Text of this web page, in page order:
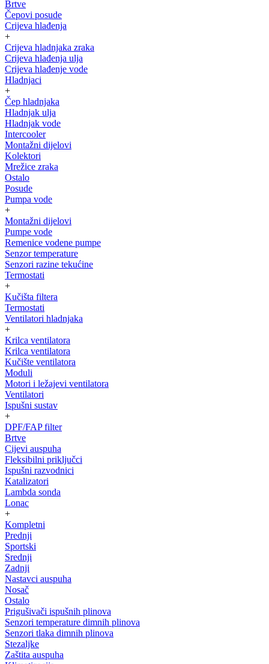
Brtve
Čepovi posude
Crijeva hlađenja
+
Crijeva hladnjaka zraka
Crijeva hlađenja ulja
Crijeva hlađenje vode
Hladnjaci
+
Čep hladnjaka
Hladnjak ulja
Hladnjak vode
Intercooler
Montažni dijelovi
Kolektori
Mrežice zraka
Ostalo
Posude
Pumpa vode
+
Montažni dijelovi
Pumpe vode
Remenice vodene pumpe
Senzor temperature
Senzori razine tekućine
Termostati
+
Kučišta filtera
Termostati
Ventilatori hladnjaka
+
Krilca ventilatora
Krilca ventilatora
Kučište ventilatora
Moduli
Motori i ležajevi ventilatora
Ventilatori
Ispušni sustav
+
DPF/FAP filter
Brtve
Cijevi auspuha
Fleksibilni priključci
Ispušni razvodnici
Katalizatori
Lambda sonda
Lonac
+
Kompletni
Prednji
Sportski
Srednji
Zadnji
Nastavci auspuha
Nosač
Ostalo
Prigušivači ispušnih plinova
Senzori temperature dimnih plinova
Senzori tlaka dimnih plinova
Stezaljke
Zaštita auspuha